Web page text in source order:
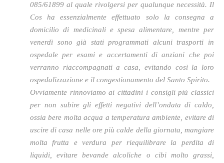
085/61899 al quale rivolgersi per qualunque necessità. Il
Cos ha essenzialmente effettuato solo la consegna a
domicilio di medicinali e spesa alimentare, mentre per
venerdì sono già stati programmati alcuni trasporti in
ospedale per esami e accertamenti di anziani che poi
verranno riaccompagnati a casa, evitando così la loro
ospedalizzazione e il congestionamento del Santo Spirito.
Ovviamente rinnoviamo ai cittadini i consigli più classici
per non subire gli effetti negativi dell’ondata di caldo,
ossia bere molta acqua a temperatura ambiente, evitare di
uscire di casa nelle ore più calde della giornata, mangiare
molta frutta e verdura per riequilibrare la perdita di
liquidi, evitare bevande alcoliche o cibi molto grassi,